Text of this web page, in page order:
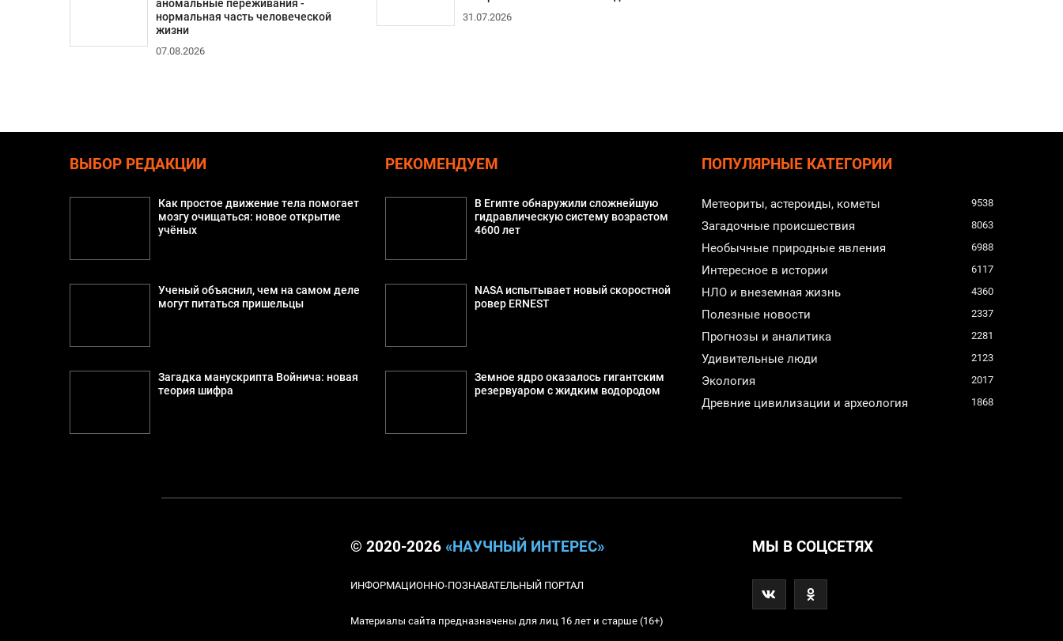
аномальные переживания -
нормальная часть человеческой
жизни
07.08.2026
31.07.2026
ВЫБОР РЕДАКЦИИ
Как простое движение тела помогает
мозгу очищаться: новое открытие
учёных
Ученый объяснил, чем на самом деле
могут питаться пришельцы
Загадка манускрипта Войнича: новая
теория шифра
РЕКОМЕНДУЕМ
В Египте обнаружили сложнейшую
гидравлическую систему возрастом
4600 лет
NASA испытывает новый скоростной
ровер ERNEST
Земное ядро оказалось гигантским
резервуаром с жидким водородом
ПОПУЛЯРНЫЕ КАТЕГОРИИ
Метеориты, астероиды, кометы 9538
Загадочные происшествия 8063
Необычные природные явления 6988
Интересное в истории 6117
НЛО и внеземная жизнь 4360
Полезные новости 2337
Прогнозы и аналитика 2281
Удивительные люди 2123
Экология 2017
Древние цивилизации и археология 1868
© 2020-2026 «НАУЧНЫЙ ИНТЕРЕС»
ИНФОРМАЦИОННО-ПОЗНАВАТЕЛЬНЫЙ ПОРТАЛ
Материалы сайта предназначены для лиц 16 лет и старше (16+)
МЫ В СОЦСЕТЯХ